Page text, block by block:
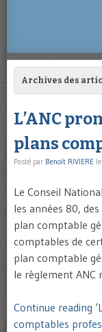
Archives des
L’ANC
plans
Posté par Benoît RIVIERE le
Le Conseil
les années 80,
plan comptable
comptables de
plan comptable
le règlement ANC
Continue reading
comptables